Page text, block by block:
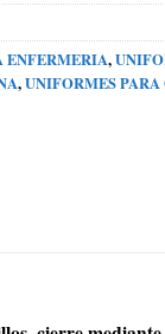
ENFERMERIA,
,UNIFORMES